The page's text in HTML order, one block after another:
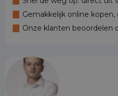
Gemakkelijk online
Onze klanten beoordelen